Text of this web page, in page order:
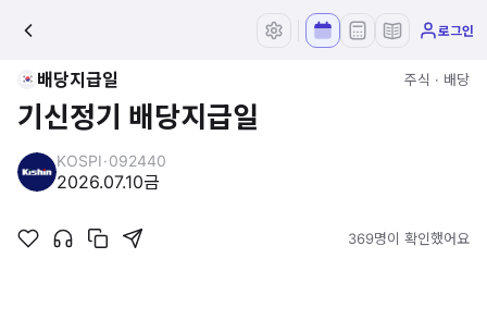
로그인
배당지급일 주식 · 배당
기신정기 배당지급일
KOSPI·092440
2026.07.10금
369명이 확인했어요